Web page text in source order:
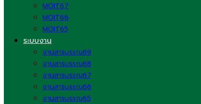
MOIT67
MOIT66
MOIT65
ระบบงาน
งานสารบรรณ69
งานสารบรรณ68
งานสารบรรณ67
งานสารบรรณ66
งานสารบรรณ65